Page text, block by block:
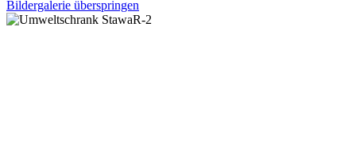
Bildergalerie überspringen